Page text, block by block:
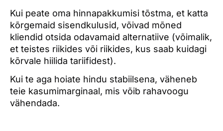
Kui peate oma hinnapakkumisi tõstma, et katta
kõrgemaid sisendkulusid, võivad mõned
kliendid otsida odavamaid alternatiive (võimalik,
et teistes riikides või riikides, kus saab kuidagi
kõrvale hiilida tariifidest).
Kui te aga hoiate hindu stabiilsena, väheneb
teie kasumimarginaal, mis võib rahavoogu
vähendada.